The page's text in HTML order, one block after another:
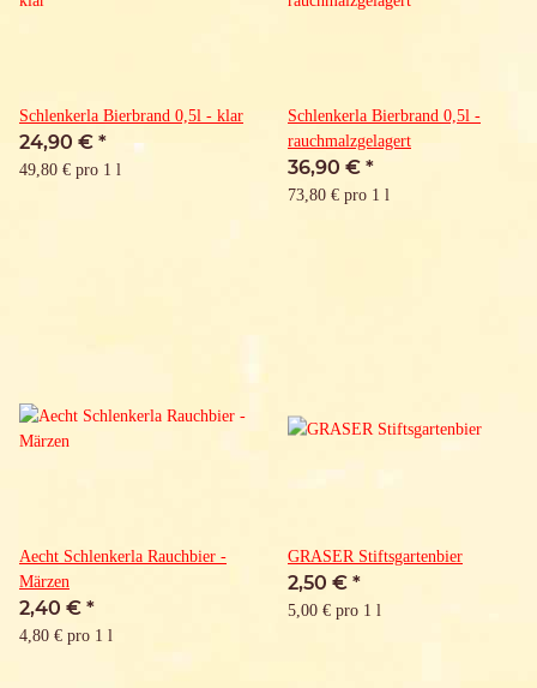
Schlenkerla Bierbrand 0,5l - klar
24,90 € *
49,80 € pro 1 l
Schlenkerla Bierbrand 0,5l -
rauchmalzgelagert
36,90 € *
73,80 € pro 1 l
Aecht Schlenkerla Rauchbier -
Märzen
2,40 € *
4,80 € pro 1 l
GRASER Stiftsgartenbier
2,50 € *
5,00 € pro 1 l